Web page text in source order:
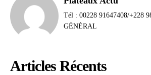
Tél : 00228 91647408/+228
GÉNÉRAL
Articles Récents